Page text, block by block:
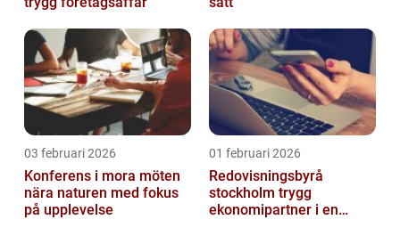
03 februari 2026
Konferens i mora möten
nära naturen med fokus
på upplevelse
01 februari 2026
Redovisningsbyrå
stockholm trygg
ekonomipartner i en